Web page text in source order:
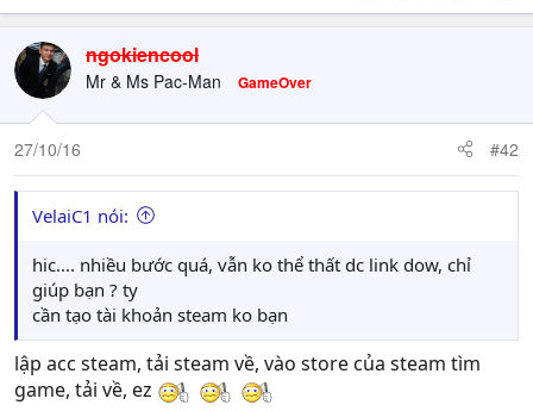
ngokiencool
Mr & Ms Pac-Man GameOver
27/10/16 #42
VelaiC1 nói:
hic.... nhiều bước quá, vẫn ko thể thất dc link dow, chỉ
giúp bạn ? ty
cần tạo tài khoản steam ko bạn
lập acc steam, tải steam về, vào store của steam tìm
game, tải về, ez